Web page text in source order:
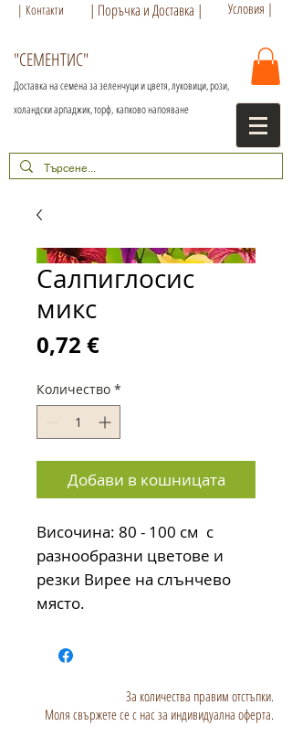
| Контакти | Поръчка и Доставка | Условия |
"СЕМЕНТИС"
Доставка на семена за зеленчуци и цветя, луковици, рози,
холандски арпаджик, торф,капково напояване
Салпиглосис
микс
0,72 €Цена
Количество *
Добави в кошницата
Височина: 80 - 100 см  с
разнообразни цветове и
резки Вирее на слънчево
място.
За количества правим отстъпки.
Моля свържете се с нас за индивидуална оферта.